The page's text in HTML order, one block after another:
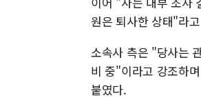
원은 퇴사한 상태"라
소속사 측은 "당사는
비 중"이라고 강조하
붙였다.